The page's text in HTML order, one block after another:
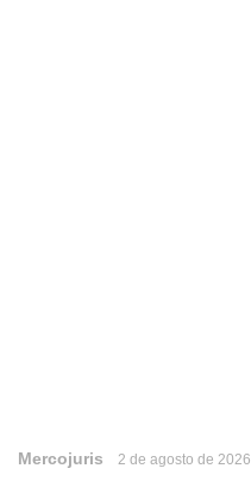
Mercojuris 2 de agosto de 2026